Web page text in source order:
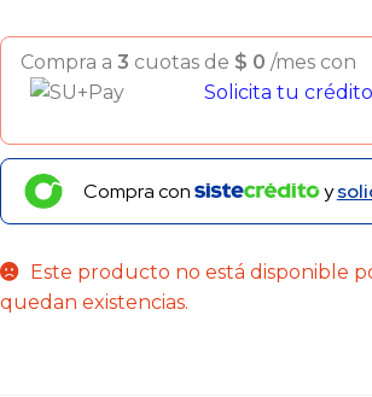
Compra a 3 cuotas de $ 0 /mes con
Solicita tu
Compra con y
Este producto no está disponible
quedan existencias.